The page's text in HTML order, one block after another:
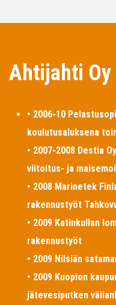
Ahtijahti
• 2006-10
koulutusaluksena
• 2007-2008 Destia
viitoitus- ja
• 2008 Marinetek
rakennustyöt
• 2009 Katinkullan
rakennustyöt
• 2009 Nilsiän
• 2009 Kuopion
jätevesiputken